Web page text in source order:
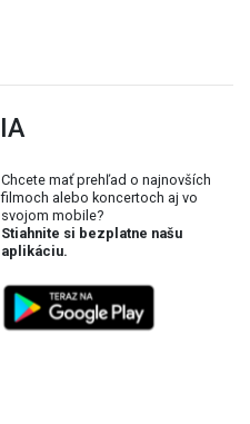
Chcete mať prehľad o najnovších
filmoch alebo koncertoch aj vo
svojom mobile?
Stiahnite si bezplatne našu
aplikáciu.